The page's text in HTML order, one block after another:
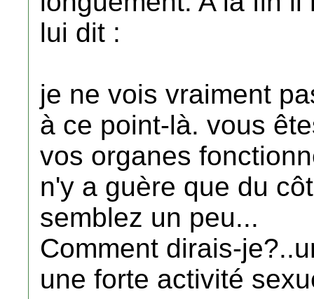
lui dit :
je ne vois vraiment
à ce point-là. vous
vos organes
n'y a guère que du
semblez un peu...
Comment dirais-
une forte activité